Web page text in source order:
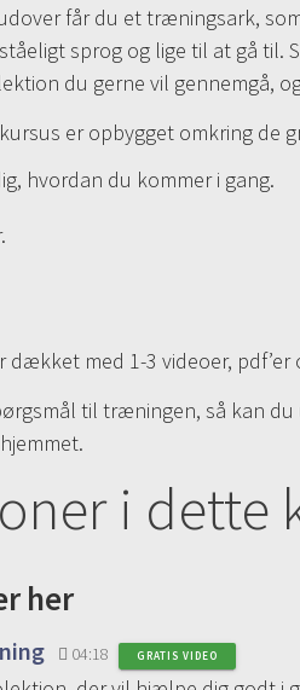
får du et træningsark,
sprog og lige til at gå
du gerne vil gennemgå,
er opbygget omkring de
hvordan du kommer i gang.
med 1-3 videoer,
til træningen, så kan
i dette
her
04:18 GRATIS VIDEO